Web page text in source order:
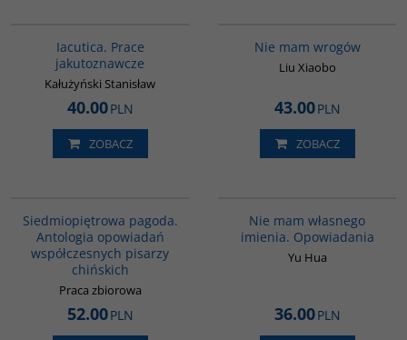
Iacutica. Prace
jakutoznawcze
Kałużyński Stanisław
40.00PLN
ZOBACZ
Nie mam wrogów
Liu Xiaobo
43.00PLN
ZOBACZ
Siedmiopiętrowa pagoda.
Antologia opowiadań
współczesnych pisarzy
chińskich
Praca zbiorowa
52.00PLN
Nie mam własnego
imienia. Opowiadania
Yu Hua
36.00PLN